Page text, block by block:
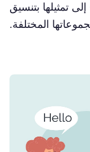
تمثيلها بتنسيق
المختلفة.